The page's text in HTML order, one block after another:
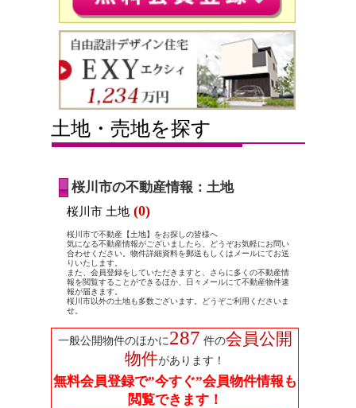
土地・売地を探す
桜川市の不動産情報：土地
桜川市 土地 (0)
桜川市で不動産【土地】をお探しの皆様へ
気になる不動産情報がございましたら、どうぞお気軽にお問い
合わせください。物件詳細資料を郵送もしくはメールにてお送
りいたします。
また、会員登録をしていただきますと、さらに多くの不動産情
報を閲覧することができるほか、日々メールにて不動産物件速
報が届きます。
桜川市以外の土地も多数ございます。どうぞご利用くださいま
せ。
一般公開物件のほかに287 件の会員公開
物件があります！
無料会員登録で”今すぐ”会員物件情報も
閲覧できます！